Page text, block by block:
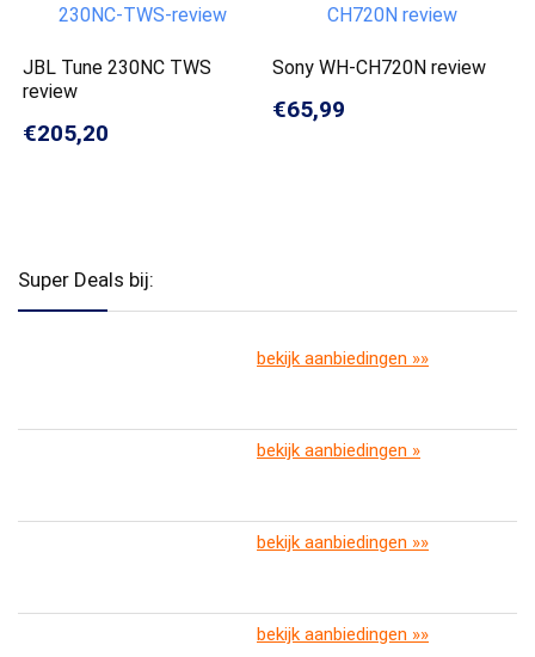
JBL Tune 230NC TWS
review
€205,20
Sony WH-CH720N review
€65,99
Super Deals bij:
bekijk aanbiedingen »»
bekijk aanbiedingen »
bekijk aanbiedingen »»
bekijk aanbiedingen »»